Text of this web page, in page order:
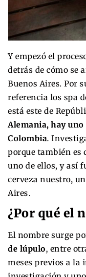
Y empezó el
detrás de cómo se
Buenos Aires. Por
referencia los spa
está este de
Alemania, hay
Colombia.
porque también es
uno de ellos, y así
cerveza nuestro,
Aires.
¿Por qué el
El nombre surge
de lúpulo, entre
meses previos a la